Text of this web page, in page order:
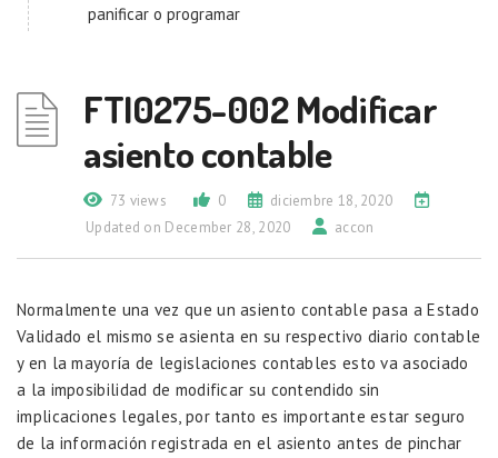
panificar o programar
FTI0275-002 Modificar
asiento contable
73 views 0
diciembre 18, 2020
Updated on December 28, 2020
accon
Normalmente una vez que un asiento contable pasa a Estado
Validado el mismo se asienta en su respectivo diario contable
y en la mayoría de legislaciones contables esto va asociado
a la imposibilidad de modificar su contendido sin
implicaciones legales, por tanto es importante estar seguro
de la información registrada en el asiento antes de pinchar